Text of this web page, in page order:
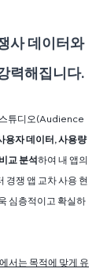
사 데이터와
력해집니다.
튜디오(Audience
용자 데이터, 사용량
교 분석하여 내 앱의
경쟁 앱 교차 사용 현
심층적이고 확실하
서는 목적에 맞게 유